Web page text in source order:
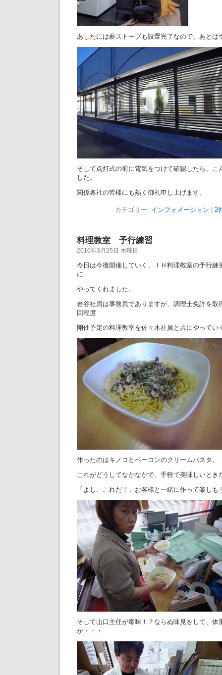
あしたには薪ストーブも設置完了なので、あとは
そして点灯式の前に電気をつけて確認したら、こ
した。
関係各社の皆様にも熱く御礼申し上げます。
カテゴリー: インフォメーション 2
料理教室 予行練習
2010年3月25日 木曜日
今日は今後開催していく、ＩＨ料理教室の予行練
に
やってくれました。
岩谷社員は事務員でありますが、調理士免許を取
回程度
開催予定の料理教室を佐々木社員と共にやってい
作ったのはキノコとベーコンのクリームパスタ。
これがどうしてなかなかで、手軽で美味しいとき
「よし、これだ！」お客様と一緒に作って楽しも
そして山口主任が毒味！？ならぬ味見をして、体
か・・・